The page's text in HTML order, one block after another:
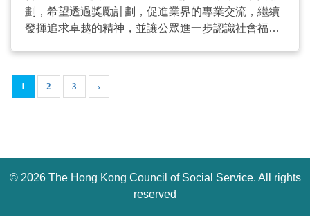
務中心 「Experience. Awareness. Reflection. 親歷‧
思‧覺」計劃 新生精神康復會 賽馬會心導遊計劃 - 情
緒GPS 新生精神康復會 Project RADAR - 隱蔽吸毒
診及護送服務 基督教香港信義會社會服務部 盛饌
（家居精緻軟餐） 聖雅各福群會 耆才創科導航計劃
「情性地帶」計劃 香港明愛 效能獎 「Infinity．
HOPE」讀寫障礙兒童支援服務計劃III 香港基督教女
前社會福利諮詢委員會成員 陳奕民先生 平等機會委員
會營運總裁 黃元山先生 香港社會創投基金董事 黃麗
須知及表格 得獎計劃名單 金獎 組別 計劃名稱 機構
名稱 主題 賽馬會升級再造中心 聖雅各福群會 非主題
復計劃 香港明愛 守望計劃 香港青年協會 藝全人創
作有限公司 香港展能藝術會 成立更生人士劇團「甦
劃，希望透過獎勵計劃，促進業界的專業交流，繼續
發揮追求卓越的精神，並讓公眾進一步認識社會福利
磋砥礪 有系統地記錄實踐經驗及知識 主題 創意展潛
能 攜手獻社群 評審團（排名以筆劃序） 朱張人鳳女
司執行董事 黃麗娟博士 香港理工大學應用社會科學系
助理教授 林嘉泰先生，JP 社會福利署副署長(服務)
霍瑞堯博士 香港城市大學專業進修學院高級講師 倪錫
1 2 3 ›
© 2026 The Hong Kong Council of Social Service. All rights
reserved